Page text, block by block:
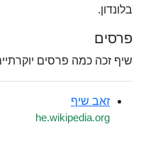
בלונדון.
פרסים
שיף זכה כמה פרסים
זאב שיף
he.wikipedia.org